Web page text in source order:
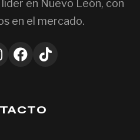
en Nuevo León, con
en el mercado.